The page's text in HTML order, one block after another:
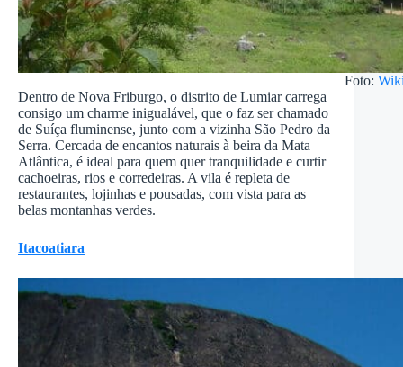
Foto:
Dentro de Nova Friburgo, o distrito de Lumiar carrega
consigo um charme inigualável, que o faz ser chamado
de Suíça fluminense, junto com a vizinha São Pedro da
Serra. Cercada de encantos naturais à beira da Mata
Atlântica, é ideal para quem quer tranquilidade e curtir
cachoeiras, rios e corredeiras. A vila é repleta de
restaurantes, lojinhas e pousadas, com vista para as
belas montanhas verdes.
Itacoatiara